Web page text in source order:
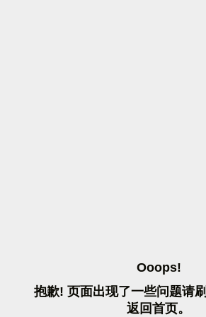
OOOPS!
抱歉! 页面出现了一些问题请刷
返 回首页。